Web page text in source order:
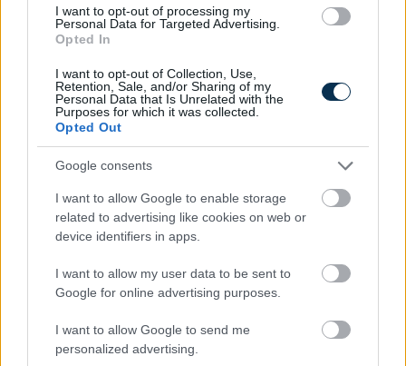
I want to opt-out of processing my
Personal Data for Targeted Advertising.
Opted In
I want to opt-out of Collection, Use,
Retention, Sale, and/or Sharing of my
Personal Data that Is Unrelated with the
Purposes for which it was collected.
Opted Out
Google consents
I want to allow Google to enable storage
related to advertising like cookies on web or
device identifiers in apps.
I want to allow my user data to be sent to
Google for online advertising purposes.
I want to allow Google to send me
personalized advertising.
Magyar infláció 2026 július - rekord alacsony szinten a
2026.08.07. 09:28
A hazai vegyipar 200 MW-al csökkentette